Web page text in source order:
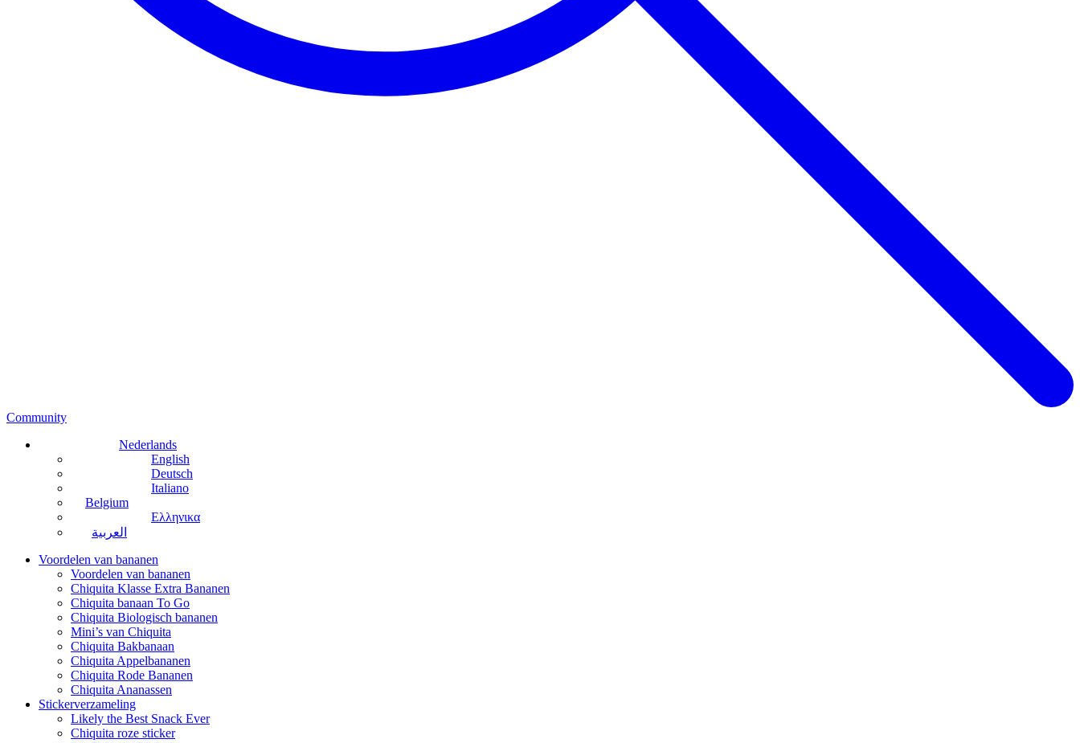
Community
Nederlands
English
Deutsch
Italiano
Belgium
Ελληνικα
العربية
Voordelen van bananen
Voordelen van bananen
Chiquita Klasse Extra Bananen
Chiquita banaan To Go
Chiquita Biologisch bananen
Mini’s van Chiquita
Chiquita Bakbanaan
Chiquita Appelbananen
Chiquita Rode Bananen
Chiquita Ananassen
Stickerverzameling
Likely the Best Snack Ever
Chiquita roze sticker